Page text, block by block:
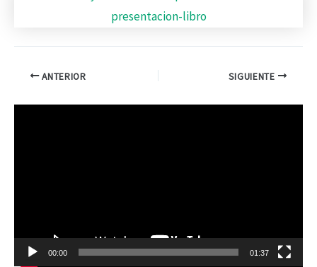
ANTERIOR SIGUIENTE
d
00:00 01:37